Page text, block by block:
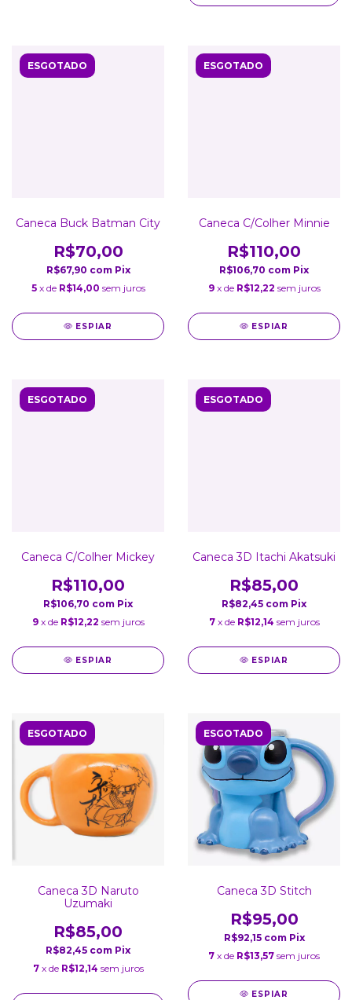
ESGOTADO
Caneca Buck Batman City
R$70,00
R$67,90 com Pix
5 x de R$14,00 sem juros
ESPIAR
ESGOTADO
Caneca C/Colher Minnie
R$110,00
R$106,70 com Pix
9 x de R$12,22 sem juros
ESPIAR
ESGOTADO
Caneca C/Colher Mickey
R$110,00
R$106,70 com Pix
9 x de R$12,22 sem juros
ESPIAR
ESGOTADO
Caneca 3D Itachi Akatsuki
R$85,00
R$82,45 com Pix
7 x de R$12,14 sem juros
ESPIAR
ESGOTADO
Caneca 3D Naruto
Uzumaki
R$85,00
R$82,45 com Pix
7 x de R$12,14 sem juros
ESGOTADO
Caneca 3D Stitch
R$95,00
R$92,15 com Pix
7 x de R$13,57 sem juros
ESPIAR